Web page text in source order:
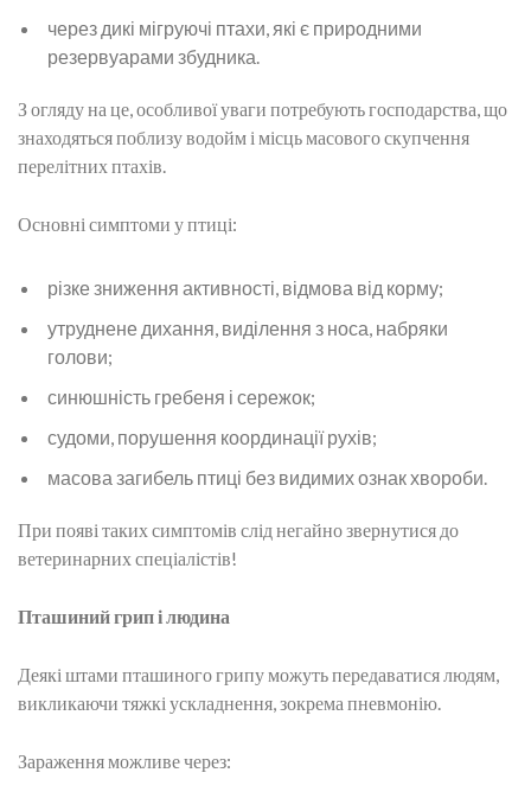
через дикі мігруючі птахи, які є природними
резервуарами збудника.
З огляду на це, особливої уваги потребують господарства, що
знаходяться поблизу водойм і місць масового скупчення
перелітних птахів.
Основні симптоми у птиці:
різке зниження активності, відмова від корму;
утруднене дихання, виділення з носа, набряки
голови;
синюшність гребеня і сережок;
судоми, порушення координації рухів;
масова загибель птиці без видимих ознак хвороби.
При появі таких симптомів слід негайно звернутися до
ветеринарних спеціалістів!
Пташиний грип і людина
Деякі штами пташиного грипу можуть передаватися людям,
викликаючи тяжкі ускладнення, зокрема пневмонію.
Зараження можливе через: